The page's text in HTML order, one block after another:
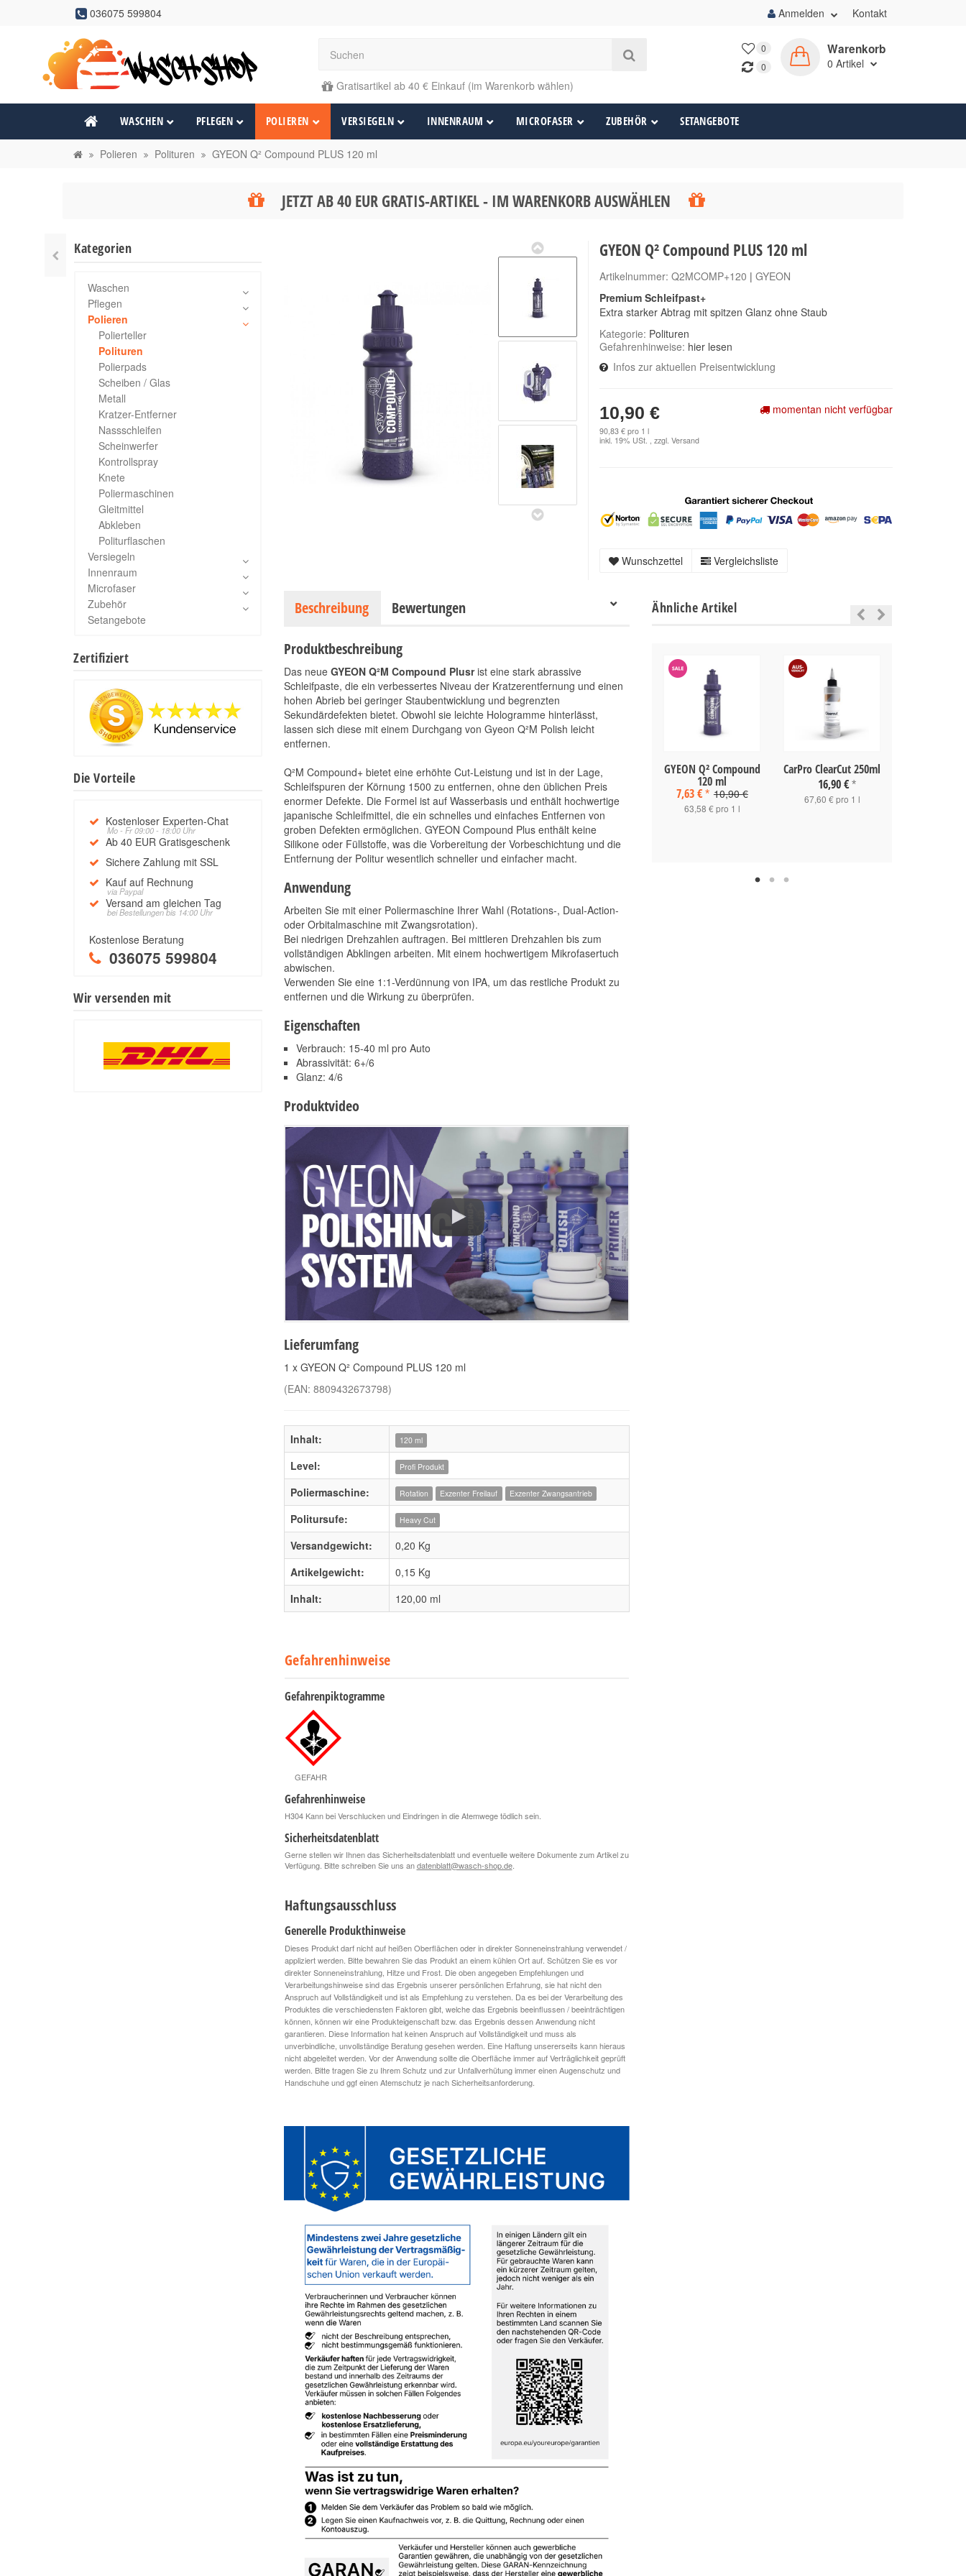
036075 599804 Anmelden Kontakt
Gratisartikel ab 40 € Einkauf (im Warenkorb wählen)
0
0
Warenkorb
0 Artikel
WASCHEN PFLEGEN POLIEREN VERSIEGELN INNENRAUM MICROFASER ZUBEHÖR SETANGEBOTE
Polieren Polituren GYEON Q² Compound PLUS 120 ml
JETZT AB 40 EUR GRATIS-ARTIKEL - IM WARENKORB AUSWÄHLEN
GYEON Q² Compound PLUS 120 ml
Artikelnummer:Q2MCOMP+120 |GYEON
Premium Schleifpast+
Extra starker Abtrag mit spitzen Glanz ohne Staub
Kategorie: Polituren
Gefahrenhinweise: hier lesen
Infos zur aktuellen Preisentwicklung
10,90 €
90,83 € pro 1 l
inkl. 19% USt. , zzgl.Versand
momentan nicht verfügbar
Wunschzettel Vergleichsliste
Beschreibung Bewertungen
Produktbeschreibung
Das neue GYEON Q²M Compound Plusrist eine stark abrassive
Schleifpaste, die ein verbessertes Niveau der Kratzerentfernung und einen
hohen Abrieb bei geringer Staubentwicklung und begrenzten
Sekundärdefekten bietet. Obwohl sie leichte Hologramme hinterlässt,
lassen sich diese mit einem Durchgang von Gyeon Q²M Polish leicht
entfernen.
Q²M Compound+ bietet eine erhöhte Cut-Leistung und ist in der Lage,
Schleifspuren der Körnung 1500 zu entfernen, ohne den üblichen Preis
enormer Defekte. Die Formel ist auf Wasserbasis und enthält hochwertige
japanische Schleifmittel, die ein schnelles und einfaches Entfernen von
groben Defekten ermöglichen. GYEON Compound Plus enthält keine
Silikone oder Füllstoffe, was die Vorbereitung der Vorbeschichtung und die
Entfernung der Politur wesentlich schneller und einfacher macht.
Anwendung
Arbeiten Sie mit einer Poliermaschine Ihrer Wahl (Rotations-, Dual-Action-
oder Orbitalmaschine mit Zwangsrotation).
Bei niedrigen Drehzahlen auftragen. Bei mittleren Drehzahlen bis zum
vollständigen Abklingen arbeiten. Mit einem hochwertigem Mikrofasertuch
abwischen.
Verwenden Sie eine 1:1-Verdünnung von IPA, um das restliche Produkt zu
entfernen und die Wirkung zu überprüfen.
Eigenschaften
Verbrauch: 15-40 ml pro Auto
Abrassivität: 6+/6
Glanz: 4/6
Produktvideo
Lieferumfang
1 x GYEON Q² Compound PLUS 120 ml
(EAN: 8809432673798)
Inhalt: 120 ml
Level: Profi Produkt
Poliermaschine: Rotation Exzenter Freilauf Exzenter Zwangsantrieb
Politursufe: Heavy Cut
Versandgewicht:
0,20 Kg
Artikelgewicht:
0,15 Kg
Inhalt:
120,00 ml
Gefahrenhinweise
Gefahrenpiktogramme
GEFAHR
Gefahrenhinweise
H304 Kann bei Verschlucken und Eindringen in die Atemwege tödlich sein.
Sicherheitsdatenblatt
Gerne stellen wir Ihnen das Sicherheitsdatenblatt und eventuelle weitere Dokumente zum Artikel zu
Verfügung. Bitte schreiben Sie uns andatenblatt@wasch-shop.de.
Haftungsausschluss
Generelle Produkthinweise
Dieses Produkt darf nicht auf heißen Oberflächen oder in direkter Sonneneinstrahlung verwendet /
appliziert werden. Bitte bewahren Sie das Produkt an einem kühlen Ort auf. Schützen Sie es vor
direkter Sonneneinstrahlung, Hitze und Frost. Die oben angegeben Empfehlungen und
Verarbeitungshinweise sind das Ergebnis unserer persönlichen Erfahrung, sie hat nicht den
Anspruch auf Vollständigkeit und ist als Empfehlung zu verstehen. Da es bei der Verarbeitung des
Produktes die verschiedensten Faktoren gibt, welche das Ergebnis beeinflussen / beeinträchtigen
können, können wir eine Produkteigenschaft bzw. das Ergebnis dessen Anwendung nicht
garantieren. Diese Information hat keinen Anspruch auf Vollständigkeit und muss als
unverbindliche, unvollständige Beratung gesehen werden. Eine Haftung unsererseits kann hieraus
nicht abgeleitet werden. Vor der Anwendung sollte die Oberfläche immer auf Verträglichkeit geprüft
werden. Bitte tragen Sie zu Ihrem Schutz und zur Unfallverhütung immer einen Augenschutz und
Handschuhe und ggf einen Atemschutz je nach Sicherheitsanforderung.
Ähnliche Artikel
Scholl Concepts S2
BLACK 500 g
33,90 € *
67,80 € pro 1 kg
CarPro Fixer 250ml
11,92 € * 14,90 €
47,68 € pro 1 l
GYEON Q² Compound
120 ml
7,63 € * 10,90 €
63,58 € pro 1 l
CarPro ClearCut 250ml
16,90 € *
67,60 € pro 1 l
Kategorien
Waschen
Pflegen
Polieren
Polierteller
Polituren
Polierpads
Scheiben / Glas
Metall
Kratzer-Entferner
Nassschleifen
Scheinwerfer
Kontrollspray
Knete
Poliermaschinen
Gleitmittel
Abkleben
Politurflaschen
Versiegeln
Innenraum
Microfaser
Zubehör
Setangebote
Zertifiziert
Die Vorteile
Kostenloser Experten-Chat
Mo - Fr 09:00 - 18:00 Uhr
Ab 40 EUR Gratisgeschenk
Sichere Zahlung mit SSL
Kauf auf Rechnung
via Paypal
Versand am gleichen Tag
bei Bestellungen bis 14:00 Uhr
Kostenlose Beratung
036075 599804
Wir versenden mit